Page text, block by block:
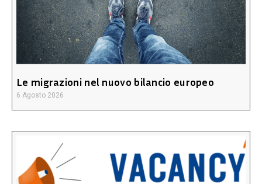
Le migrazioni nel nuovo bilancio europeo
6 Agosto 2026